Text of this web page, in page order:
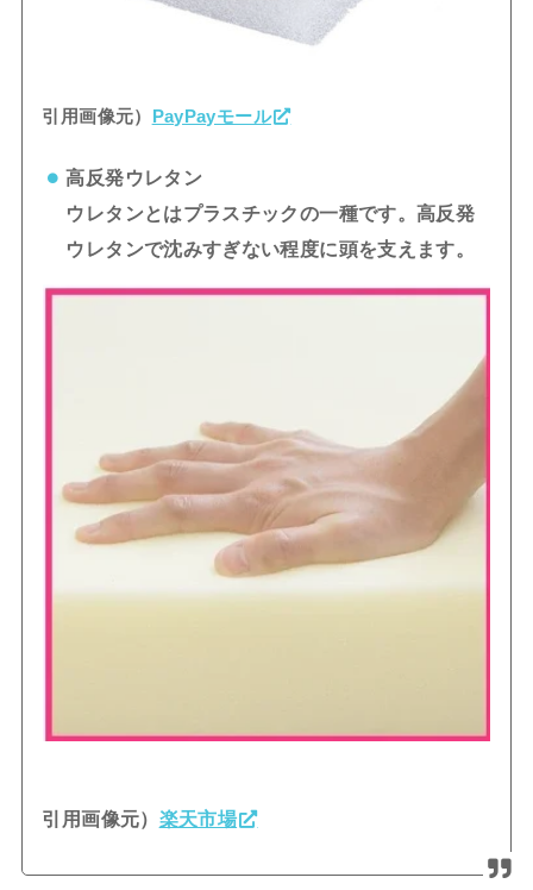
引用画像元） PayPayモール
高反発ウレタン
ウレタンとはプラスチックの一種です。高反発
ウレタンで沈みすぎない程度に頭を支えます。
引用画像元） 楽天市場